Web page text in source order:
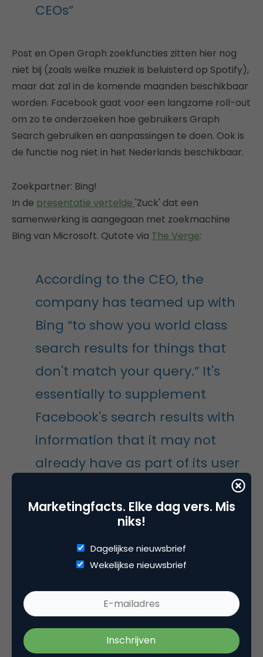
CEOs”
Post en Open Graph zoekfuncties zitten hier nog
niet bij (zoals welke muziek is beluisterd op Spotify),
maar dat zal in de komende maanden beschikbaar
worden. Facebook gaat voor een langzame roll-out
om zo te onderzoeken hoe gebruikers Graph
Search gebruiken en aanpassingen te doen. Ook is
de functie nog niet in het Nederlands beschikbaar.
Zoekpartner: Bing!
In de presentatie vertelde 'Zuck' dat een
samenwerking is aangegaan met zoekmachine
Bing van Microsoft. Qutote via The Verge:
According to the CEO, the
company has teamed up with
Bing “to show you world class
search results for things that
don't match your query.” It's
essentially to supplement
Facebook's search results with
information that it may not
already have as part of its user
profiles: weather, music results,
and the like. Bing results show
up as traditionally-formatted
blue web links, standing out
Graph Search results.
Dit artikel wordt aangevuld met meer informatie,
Marketingfacts. Elke dag vers. Mis
niks!
Dagelijkse nieuwsbrief
Wekelijkse nieuwsbrief